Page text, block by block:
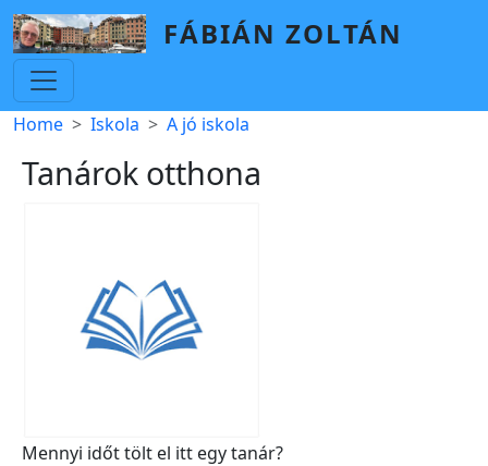
Skip to main content
FÁBIÁN ZOLTÁN
Breadcrumb
Home Iskola A jó iskola
Tanárok otthona
Mennyi időt tölt el itt egy tanár?